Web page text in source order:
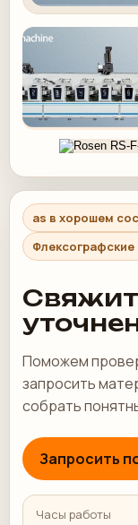
as в хорошем
Поможем
запросить
собрать
Запросить
Часы работы